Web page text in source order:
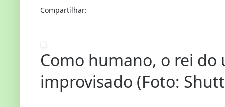
Compartilhar:
Como humano, o rei
improvisado (Foto: